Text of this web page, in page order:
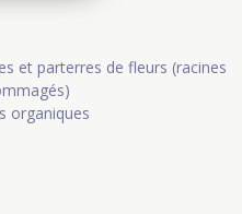
et parterres de fleurs (racines
organiques